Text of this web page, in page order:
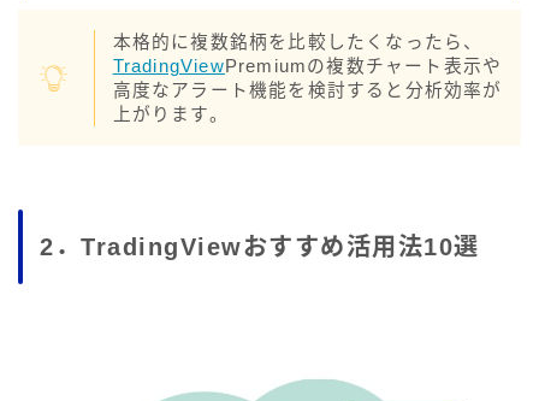
本格的に複数銘柄を比較したくなったら、
TradingViewPremiumの複数チャート表示や
高度なアラート機能を検討すると分析効率が
上がります。
2．TradingViewおすすめ活用法10選